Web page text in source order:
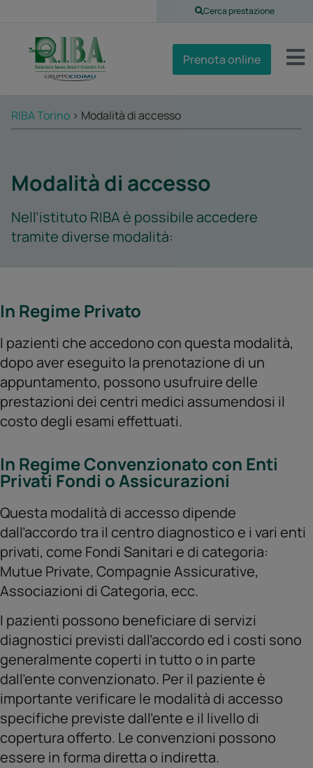
Cerca prestazione
Prenota online
RIBA Torino > Modalità di accesso
Modalità di accesso
Nell’istituto RIBA è possibile accedere
tramite diverse modalità:
In Regime Privato
I pazienti che accedono con questa modalità,
dopo aver eseguito la prenotazione di un
appuntamento, possono usufruire delle
prestazioni dei centri medici assumendosi il
costo degli esami effettuati.
In Regime Convenzionato con Enti
Privati Fondi o Assicurazioni
Questa modalità di accesso dipende
dall’accordo tra il centro diagnostico e i vari enti
privati, come Fondi Sanitari e di categoria:
Mutue Private, Compagnie Assicurative,
Associazioni di Categoria, ecc.
I pazienti possono beneficiare di servizi
diagnostici previsti dall’accordo ed i costi sono
generalmente coperti in tutto o in parte
dall’ente convenzionato. Per il paziente è
importante verificare le modalità di accesso
specifiche previste dall’ente e il livello di
copertura offerto. Le convenzioni possono
essere in forma diretta o indiretta.